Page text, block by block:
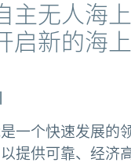
主无人海
启新的海
一个快速发展的
提供可靠、经济